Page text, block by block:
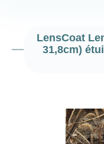
LensCoat
31,8cm)